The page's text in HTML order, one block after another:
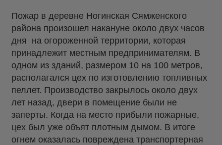
Пожар в деревне Ногинская Сямженского
района произошел накануне около двух часов
дня на огороженной территории, которая
принадлежит местным предпринимателям. В
одном из зданий, размером 10 на 100 метров,
располагался цех по изготовлению топливных
пеллет. Производство закрылось около двух
лет назад, двери в помещение были не
заперты. Когда на место прибыли пожарные,
цех был уже объят плотным дымом. В итоге
огнем оказалась повреждена транспортерная